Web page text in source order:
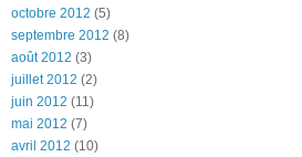
octobre 2012 (5)
septembre 2012 (8)
août 2012 (3)
juillet 2012 (2)
juin 2012 (11)
mai 2012 (7)
avril 2012 (10)